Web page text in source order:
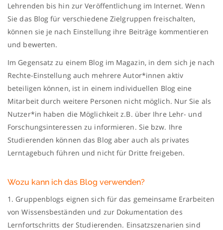
Lehrenden bis hin zur Veröffentlichung im Internet. Wenn
Sie das Blog für verschiedene Zielgruppen freischalten,
können sie je nach Einstellung ihre Beiträge kommentieren
und bewerten.
Im Gegensatz zu einem Blog im Magazin, in dem sich je nach
Rechte-Einstellung auch mehrere Autor*innen aktiv
beteiligen können, ist in einem individuellen Blog eine
Mitarbeit durch weitere Personen nicht möglich. Nur Sie als
Nutzer*in haben die Möglichkeit z.B. über Ihre Lehr- und
Forschungsinteressen zu informieren. Sie bzw. Ihre
Studierenden können das Blog aber auch als privates
Lerntagebuch führen und nicht für Dritte freigeben.
Wozu kann ich das Blog verwenden?
1. Gruppenblogs eignen sich für das gemeinsame Erarbeiten
von Wissensbeständen und zur Dokumentation des
Lernfortschritts der Studierenden. Einsatzszenarien sind